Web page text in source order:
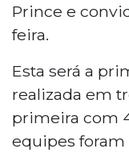
Prince e
feira.
Esta será a
realizada em
primeira com
equipes